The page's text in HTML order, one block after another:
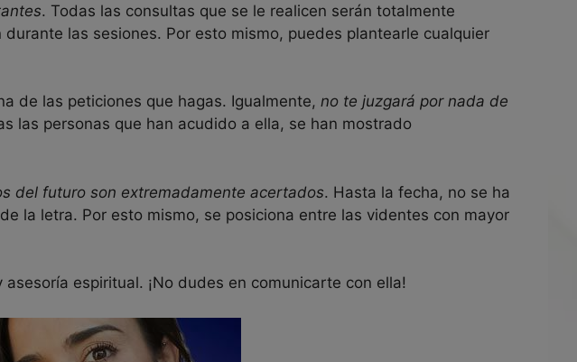
. Todas las consultas que se le realicen serán totalmente
las sesiones. Por esto mismo, puedes plantearle cualquier
de las peticiones que hagas. Igualmente, no te juzgará por nada de
las personas que han acudido a ella, se han mostrado
del futuro son extremadamente acertados. Hasta la fecha, no se ha
la letra. Por esto mismo, se posiciona entre las videntes con mayor
espiritual. ¡No dudes en comunicarte con ella!